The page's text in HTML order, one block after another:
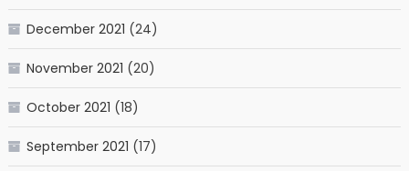
December 2021 (24)
November 2021 (20)
October 2021 (18)
September 2021 (17)